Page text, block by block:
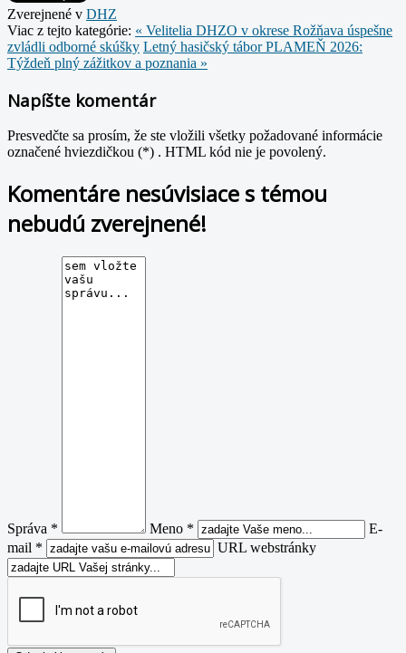
Zverejnené v DHZ
Viac z tejto kategórie: « Velitelia DHZO v okrese Rožňava úspešne
zvládli odborné skúšky Letný hasičský tábor PLAMEŇ 2026:
Týždeň plný zážitkov a poznania »
Napíšte komentár
Presvedčte sa prosím, že ste vložili všetky požadované informácie
označené hviezdičkou (*) . HTML kód nie je povolený.
Komentáre nesúvisiace s témou
nebudú zverejnené!
Správa * Meno *
E-
mail *
URL webstránky